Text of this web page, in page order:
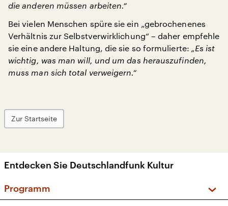
die anderen müssen arbeiten.“
Bei vielen Menschen spüre sie ein „gebrochenenes
Verhältnis zur Selbstverwirklichung“ – daher empfehle
sie eine andere Haltung, die sie so formulierte: „Es ist
wichtig, was man will, und um das herauszufinden,
muss man sich total verweigern.“
Zur Startseite
Entdecken Sie Deutschlandfunk Kultur
Programm